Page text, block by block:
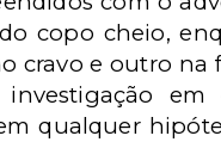
copo cheio,
cravo e outro na
qualquer